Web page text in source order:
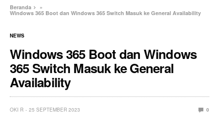
Beranda
»
Windows 365 Boot dan Windows 365 Switch Masuk ke General Availability
NEWS
Windows 365 Boot dan Windows
365 Switch Masuk ke General
Availability
OKI R 25 SEPTEMBER 2023 0